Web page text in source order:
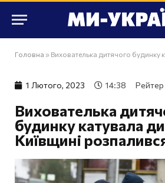
Головна » Вихователька дитячого будинку катувала
1 Лютого, 2023 14:38
Вихователька
будинку катувала
Київщині